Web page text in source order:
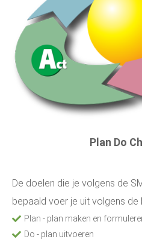
Plan Do
De doelen die je volgens de
bepaald voer je uit volgens de
Plan - plan maken en
Do - plan uitvoeren